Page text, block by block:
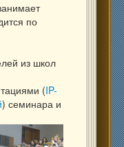
по
из школ
(IP-
) семинара и